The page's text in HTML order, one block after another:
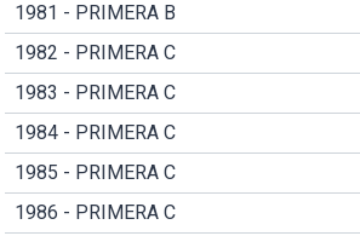
1981 - PRIMERA B
1982 - PRIMERA C
1983 - PRIMERA C
1984 - PRIMERA C
1985 - PRIMERA C
1986 - PRIMERA C